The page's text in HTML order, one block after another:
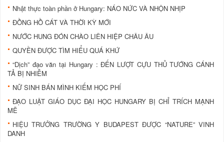
Nhật thực toàn phần ở Hungary: NÁO NỨC VÀ NHỘN NHỊP
ĐỒNG HỒ CÁT VÀ THỜI KỲ MỚI
NƯỚC HUNG ĐÓN CHÀO LIÊN HIỆP CHÂU ÂU
QUYỀN ĐƯỢC TÌM HIỂU QUÁ KHỨ
“Dịch” đạo văn tại Hungary : ĐẾN LƯỢT CỰU THỦ TƯỚNG CÁNH
TẢ BỊ NHIỄM
NỮ SINH BÁN MÌNH KIẾM HỌC PHÍ
ĐẠO LUẬT GIÁO DỤC ĐẠI HỌC HUNGARY BỊ CHỈ TRÍCH MẠNH
MẼ
HIỆU TRƯỞNG TRƯỜNG Y BUDAPEST ÐƯỢC “NATURE” VINH
DANH